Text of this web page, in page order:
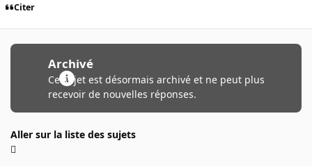
Citer
Archivé
Ce sujet est désormais archivé et ne peut plus
recevoir de nouvelles réponses.
Aller sur la liste des sujets